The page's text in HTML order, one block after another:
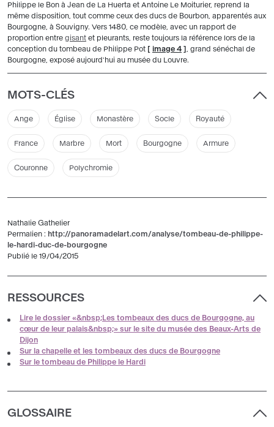
Philippe le Bon à Jean de La Huerta et Antoine Le Moiturier, reprend la
même disposition, tout comme ceux des ducs de Bourbon, apparentés aux
Bourgogne, à Souvigny. Vers 1480, ce modèle, avec un rapport de
proportion entre gisant et pleurants, reste toujours la référence lors de la
conception du tombeau de Philippe Pot [ image 4 ]
, grand sénéchal de
Bourgogne, exposé aujourd'hui au musée du Louvre.
MOTS-CLÉS
Ange Église Monastère Socle Royauté
France Marbre Mort Bourgogne Armure
Couronne Polychromie
Nathalie Gathelier
Permalien : http://panoramadelart.com/analyse/tombeau-de-philippe-
le-hardi-duc-de-bourgogne
Publié le 19/04/2015
RESSOURCES
Lire le dossier «&nbsp;Les tombeaux des ducs de Bourgogne, au
cœur de leur palais&nbsp;» sur le site du musée des Beaux-Arts de
Dijon
Sur la chapelle et les tombeaux des ducs de Bourgogne
Sur le tombeau de Philippe le Hardi
GLOSSAIRE